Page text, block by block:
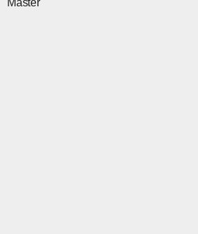
Master